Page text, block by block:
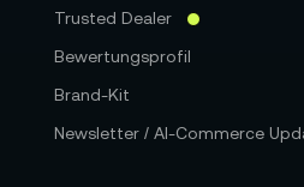
Trusted Dealer
Bewertungsprofil
Brand-Kit
Newsletter / AI-Commerce